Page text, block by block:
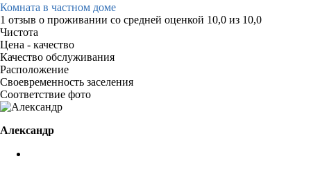
Комната в частном доме
1 отзыв о проживании со средней оценкой 10,0 из 10,0
Чистота
Цена - качество
Качество обслуживания
Расположение
Своевременность заселения
Соответствие фото
Александр